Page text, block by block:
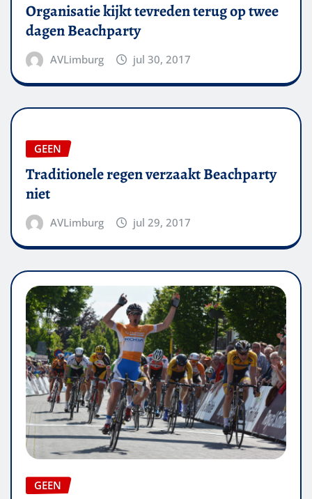
Organisatie kijkt tevreden terug op twee
dagen Beachparty
AVLimburg jul 30, 2017
GEEN
Traditionele regen verzaakt Beachparty
niet
AVLimburg jul 29, 2017
GEEN